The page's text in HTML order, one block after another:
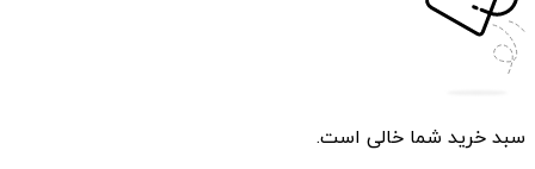
سبد خرید شما خالی است.